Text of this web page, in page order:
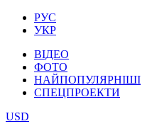
РУС
УКР
ВІДЕО
ФОТО
НАЙПОПУЛЯРНІШІ
СПЕЦПРОЕКТИ
USD